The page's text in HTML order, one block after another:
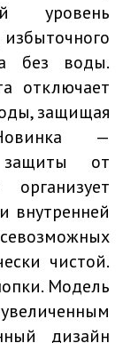
уровень
без воды.
отключает
защищая
—
защиты от
внутренней
чистой.
Модель
дизайн